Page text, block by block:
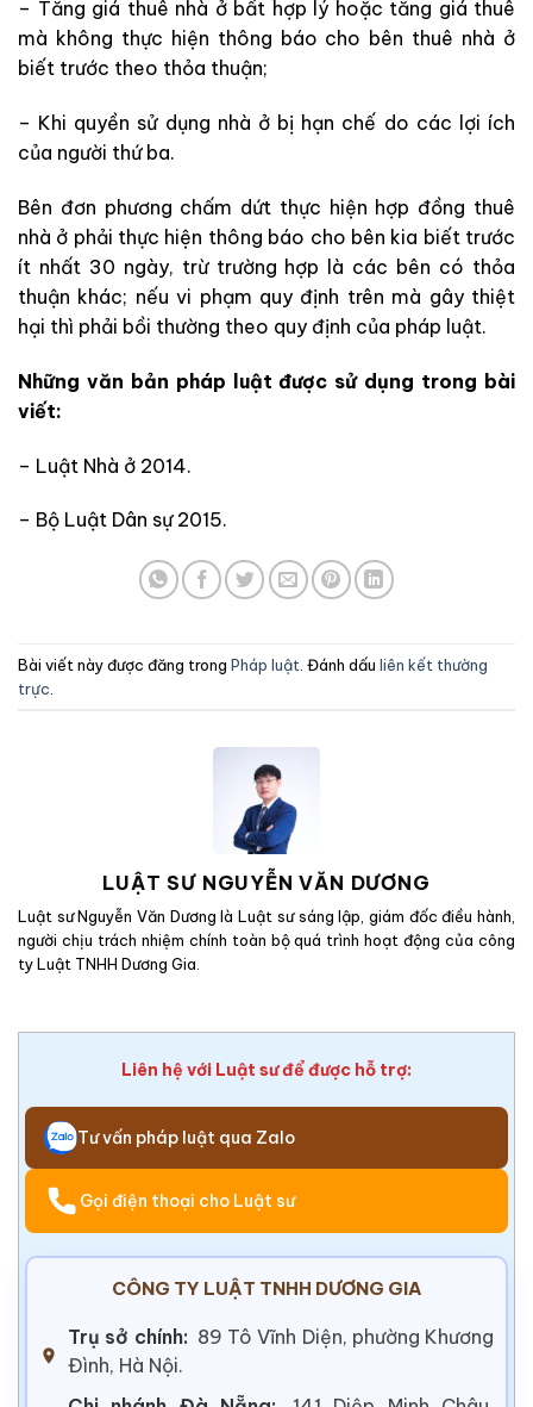
– Tăng giá thuê nhà ở bất hợp lý hoặc tăng giá thuê
mà không thực hiện thông báo cho bên thuê nhà ở
biết trước theo thỏa thuận;
– Khi quyền sử dụng nhà ở bị hạn chế do các lợi ích
của người thứ ba.
Bên đơn phương chấm dứt thực hiện hợp đồng thuê
nhà ở phải thực hiện thông báo cho bên kia biết trước
ít nhất 30 ngày, trừ trường hợp là các bên có thỏa
thuận khác; nếu vi phạm quy định trên mà gây thiệt
hại thì phải bồi thường theo quy định của pháp luật.
Những văn bản pháp luật được sử dụng trong bài
viết:
– Luật Nhà ở 2014.
– Bộ Luật Dân sự 2015.
Bài viết này được đăng trong Pháp luật . Đánh dấu liên kết thường
trực
LUẬT SƯ NGUYỄN VĂN DƯƠNG
Luật sư Nguyễn Văn Dương là Luật sư sáng lập, giám đốc điều hành,
người chịu trách nhiệm chính toàn bộ quá trình hoạt động của công
ty Luật TNHH Dương Gia.
Liên hệ với Luật sư để được hỗ trợ:
Tư vấn pháp luật qua Zalo
Gọi điện thoại cho Luật sư
CÔNG TY LUẬT TNHH DƯƠNG GIA
Trụ sở chính: 89 Tô Vĩnh Diện, phường Khương
Đình, Hà Nội.